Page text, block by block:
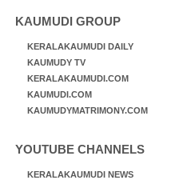
KAUMUDI GROUP
KERALAKAUMUDI DAILY
KAUMUDY TV
KERALAKAUMUDI.COM
KAUMUDI.COM
KAUMUDYMATRIMONY.COM
YOUTUBE CHANNELS
KERALAKAUMUDI NEWS